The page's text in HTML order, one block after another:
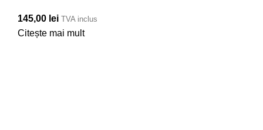
145,00 lei TVA inclus
Citește mai mult